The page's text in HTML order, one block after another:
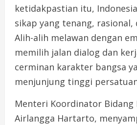
ketidakpastian itu,
sikap yang tenang, rasional,
Alih-alih melawan dengan
memilih jalan dialog dan
cerminan karakter bangsa
menjunjung tinggi
Menteri Koordinator Bidang
Airlangga Hartarto,